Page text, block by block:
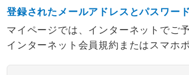
登録されたメールアドレスとパスワー
マイページでは、インターネットでご
インターネット会員規約またはスマホ